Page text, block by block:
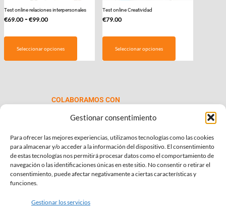
Gestionar consentimiento
Para ofrecer las mejores experiencias, utilizamos tecnologías como las cookies
para almacenar y/o acceder a la información del dispositivo. El consentimiento
de estas tecnologías nos permitirá procesar datos como el comportamiento de
navegación o las identificaciones únicas en este sitio. No consentir o retirar el
consentimiento, puede afectar negativamente a ciertas características y
funciones.
Gestionar los servicios
Test online relaciones interpersonales
€69.00 - €99.00Rango
desde
Seleccionar opciones
opciones
se
elegir
en
la
página
producto
Test online Creatividad
€79.00
Seleccionar opciones
COLABORAMOS CON
INFORMACIÓN DE INTERÉS
Política de Privacidad